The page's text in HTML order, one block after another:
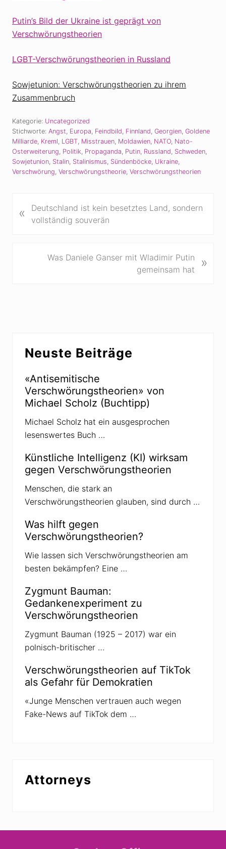
Putin’s Bild der Ukraine ist geprägt von
Verschwörungstheorien
LGBT-Verschwörungstheorien in Russland
Sowjetunion: Verschwörungstheorien zu ihrem
Zusammenbruch
Kategorie: Uncategorized
Stichworte: Angst Europa Feindbild Finnland Georgien Goldene
Milliarde Kreml LGBT Misstrauen Moldawien NATO Nato-
Osterweiterung Politik Propaganda Putin Russland Schweden
Sowjetunion Stalin Stalinismus Sündenböcke Ukraine
Verschwörung Verschwörungstheorie Verschwörungstheorien
o
«
Deutschland ist kein besetztes Land, sondern
vollständig souverän
Was Daniele Ganser mit Wladimir Putin
gemeinsam hat
»
Neuste Beiträge
«Antisemitische
Verschwörungstheorien» von
Michael Scholz (Buchtipp)
Michael Scholz hat ein ausgesprochen
lesenswertes Buch …
Künstliche Intelligenz (KI) wirksam
gegen Verschwörungstheorien
Menschen, die stark an
Verschwörungstheorien glauben, sind durch …
Was hilft gegen
Verschwörungstheorien?
Wie lassen sich Verschwörungstheorien am
besten bekämpfen? Eine …
Zygmunt Bauman:
Gedankenexperiment zu
Verschwörungstheorien
Zygmunt Bauman (1925 – 2017) war ein
polnisch-britischer …
Verschwörungstheorien auf TikTok
als Gefahr für Demokratien
«Junge Menschen vertrauen auch wegen
Fake-News auf TikTok dem …
Attorneys